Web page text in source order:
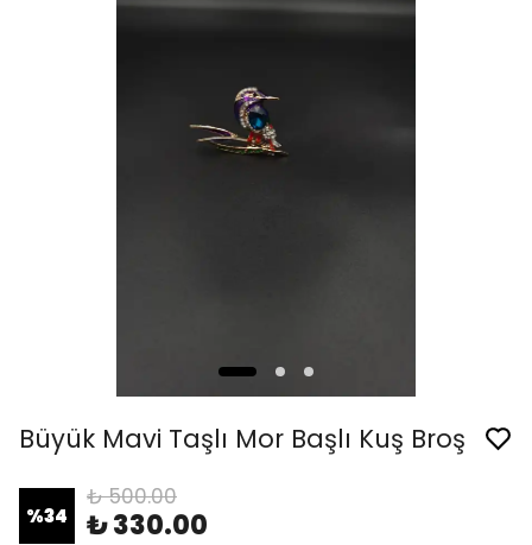
Büyük Mavi Taşlı Mor Başlı Kuş Broş
%34
₺ 500.00
₺ 330.00